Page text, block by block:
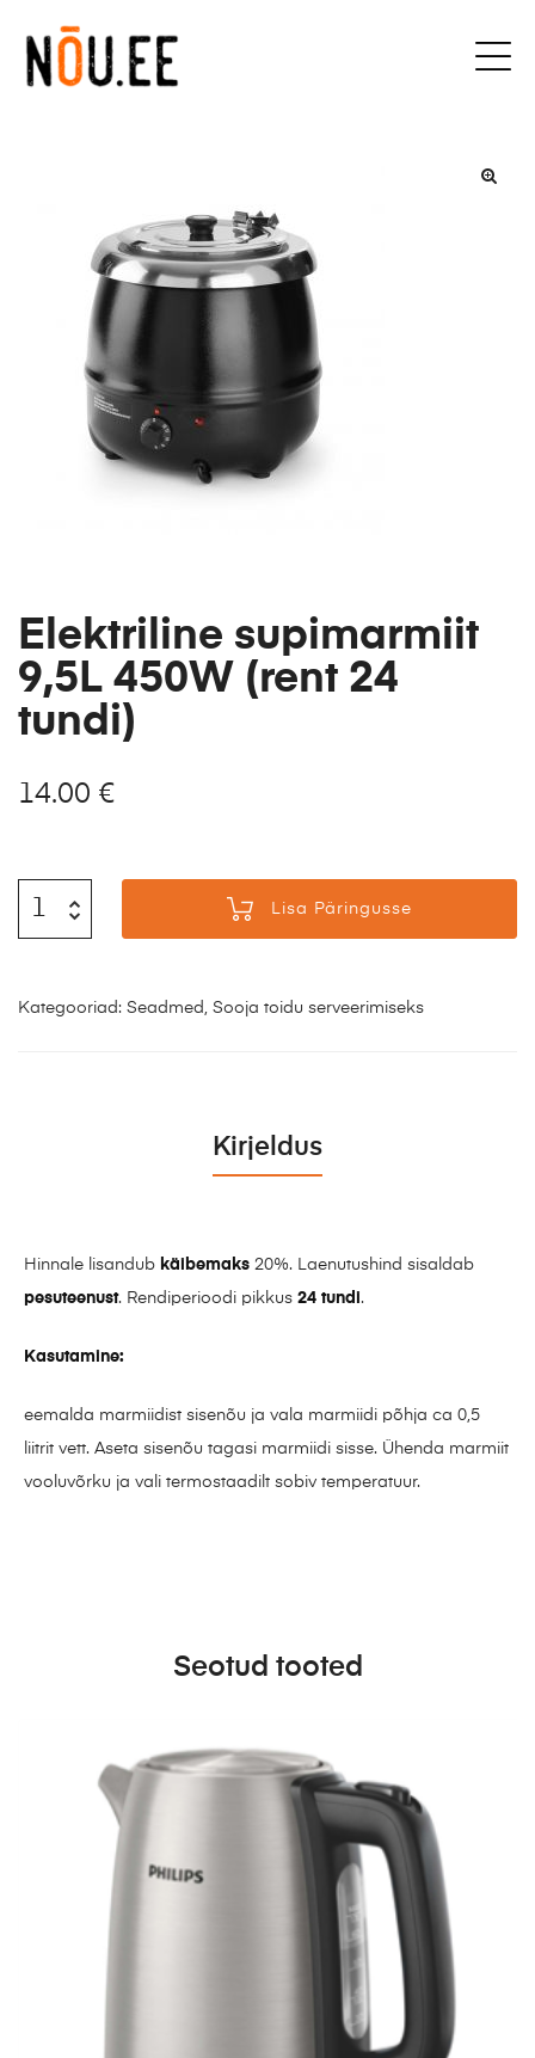
Elektriline supimarmiit
9,5L 450W (rent 24
tundi)
14.00 €
Lisa Päringusse
Kategooriad: Seadmed , Sooja toidu serveerimiseks
Kirjeldus
Hinnale lisandub käibemaks 20%. Laenutushind sisaldab
pesuteenust. Rendiperioodi pikkus 24 tundi .
Kasutamine:
eemalda marmiidist sisenõu ja vala marmiidi põhja ca 0,5
liitrit vett. Aseta sisenõu tagasi marmiidi sisse. Ühenda marmiit
vooluvõrku ja vali termostaadilt sobiv temperatuur.
Seotud tooted